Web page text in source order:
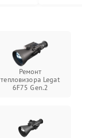
Ремонт
тепловизора Legat
6F75 Gen.2